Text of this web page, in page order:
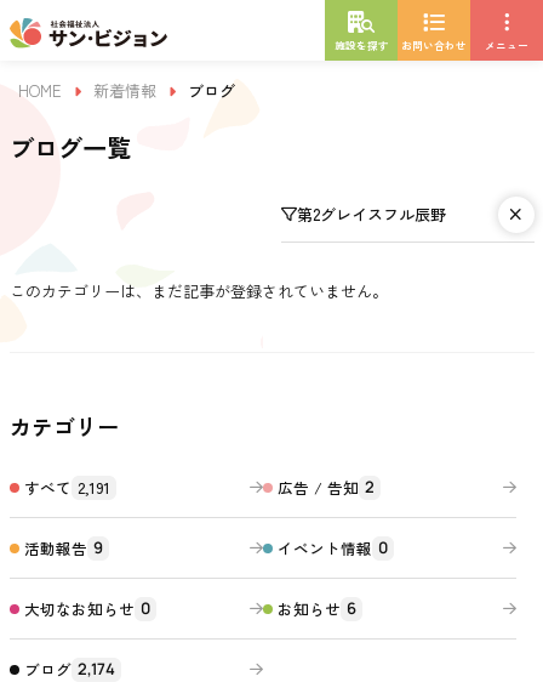
施設を探す お問い合わせ メニュー
HOME 新着情報 ブログ
ブログ一覧
第2グレイスフル辰野
このカテゴリーは、まだ記事が登録されていません。
カテゴリー
すべて 2,191 広告 / 告知 2
活動報告 9 イベント情報 0
大切なお知らせ 0 お知らせ 6
ブログ 2,174